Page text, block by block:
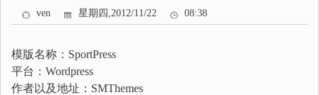
ven 星期四,2012/11/22 08:38
模版名称：SportPress
平台：Wordpress
作者以及地址：SMThemes